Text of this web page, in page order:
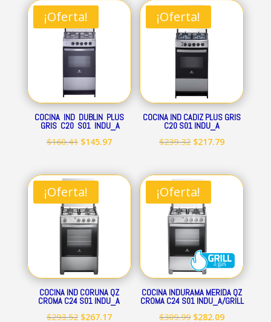
¡Oferta!
COCINA IND DUBLIN PLUS
GRIS C20 S01 INDU_A
$160.41 El
original
era:
$160.41.
$145.97El
actual
¡Oferta!
COCINA IND CADIZ PLUS GRIS
C20 S01 INDU_A
$239.32 El
original
era:
$239.32.
$217.79El
actual
¡Oferta!
COCINA IND CORUNA QZ
CROMA C24 S01 INDU_A
$293.52 El
$267.17El
¡Oferta!
COCINA INDURAMA MERIDA QZ
CROMA C24 S01 INDU_A/GRILL
$309.99 El
$282.09El